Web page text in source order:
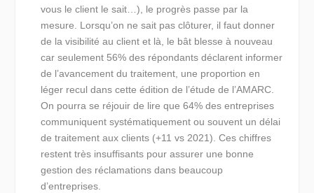
vous le client le sait…), le progrès passe par la
mesure. Lorsqu’on ne sait pas clôturer, il faut donner
de la visibilité au client et là, le bât blesse à nouveau
car seulement 56% des répondants déclarent informer
de l’avancement du traitement, une proportion en
léger recul dans cette édition de l’étude de l’AMARC.
On pourra se réjouir de lire que 64% des entreprises
communiquent systématiquement ou souvent un délai
de traitement aux clients (+11 vs 2021). Ces chiffres
restent très insuffisants pour assurer une bonne
gestion des réclamations dans beaucoup
d’entreprises.